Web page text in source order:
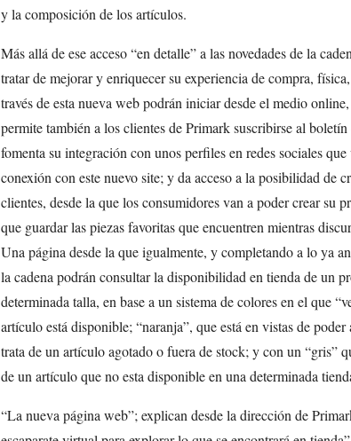
y la composición de los artículos.
Más allá de ese acceso “en detalle” a las novedades de la
tratar de mejorar y enriquecer su experiencia de compra,
través de esta nueva web podrán iniciar desde el medio
permite también a los clientes de Primark suscribirse al
fomenta su integración con unos perfiles en redes sociales
conexión con este nuevo site; y da acceso a la posibilidad de
clientes, desde la que los consumidores van a poder crear su
que guardar las piezas favoritas que encuentren mientras
Una página desde la que igualmente, y completando a lo ya
la cadena podrán consultar la disponibilidad en tienda de un
determinada talla, en base a un sistema de colores en el que
artículo está disponible; “naranja”, que está en vistas de poder
trata de un artículo agotado o fuera de stock; y con un “gris”
de un artículo que no esta disponible en una determinada
“La nueva página web”; explican desde la dirección de